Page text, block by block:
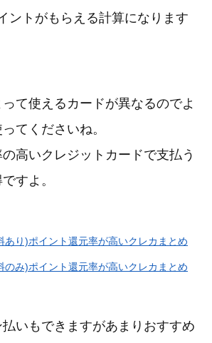
ントがもらえる計算になります
て使えるカードが異なるのでよ
てくださいね。
高いクレジットカードで支払う
すよ。
あり)ポイント還元率が高いクレカまとめ
のみ)ポイント還元率が高いクレカまとめ
いもできますがあまりおすすめ